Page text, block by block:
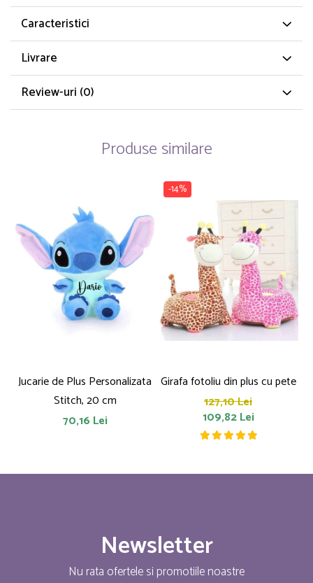
Caracteristici
Livrare
Review-uri (0)
Produse similare
Jucarie de Plus Personalizata
Stitch, 20 cm
70,16 Lei
-14%
Girafa fotoliu din plus cu pete
127,10 Lei
109,82 Lei
Newsletter
Nu rata ofertele si promotiile noastre